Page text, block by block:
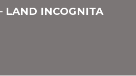
LAND INCOGNITA